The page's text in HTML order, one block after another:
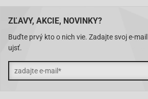
ZĽAVY, AKCIE, NOVINKY?
Buďte prvý kto o nich vie. Zadajte svoj e-
ujsť.